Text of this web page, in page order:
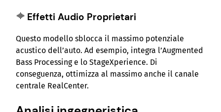
Effetti Audio Proprietari
Questo modello sblocca il massimo potenziale
acustico dell’auto. Ad esempio, integra l’Augmented
Bass Processing e lo StageXperience. Di
conseguenza, ottimizza al massimo anche il canale
centrale RealCenter.